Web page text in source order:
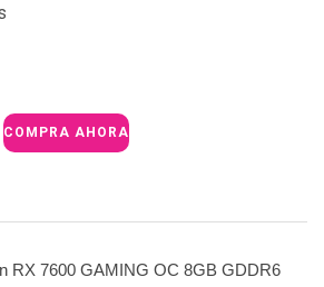
RX 7600 GAMING OC 8GB GDDR6